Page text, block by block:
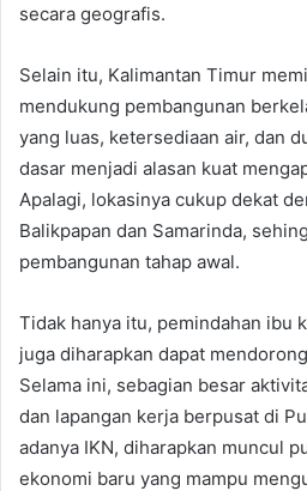
secara geografis.
Selain itu, Kalimantan Timur
mendukung pembangunan
yang luas, ketersediaan air, dan
dasar menjadi alasan kuat
Apalagi, lokasinya cukup dekat
Balikpapan dan Samarinda,
pembangunan tahap awal.
Tidak hanya itu, pemindahan ibu
juga diharapkan dapat
Selama ini, sebagian besar
dan lapangan kerja berpusat di
adanya IKN, diharapkan muncul
ekonomi baru yang mampu